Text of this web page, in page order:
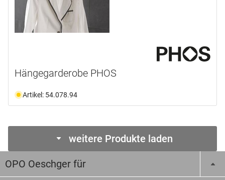
Hängegarderobe PHOS
Artikel: 54.078.94
weitere Produkte laden
OPO Oeschger für